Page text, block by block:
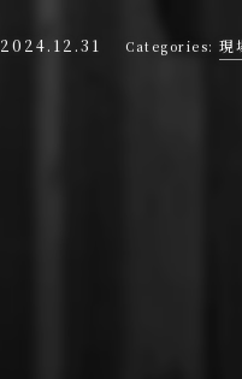
2024.12.31 現